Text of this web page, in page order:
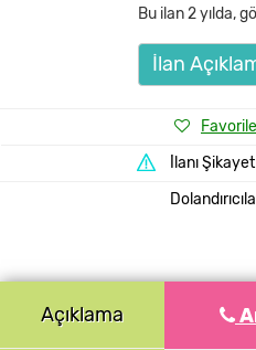
Bu ilan2 yılda,
İlan
İlanı
Açıklama